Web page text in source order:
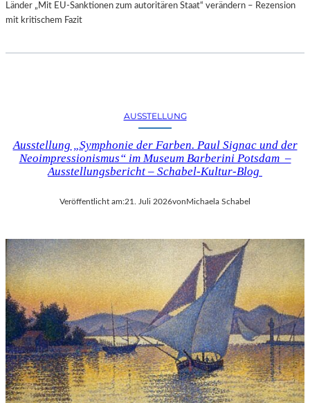
Länder „Mit EU-Sanktionen zum autoritären Staat“ verändern – Rezension
mit kritischem Fazit
AUSSTELLUNG
Ausstellung „Symphonie der Farben. Paul Signac und der
Neoimpressionismus“ im Museum Barberini Potsdam –
Ausstellungsbericht – Schabel-Kultur-Blog
Veröffentlicht am:21. Juli 2026von Michaela Schabel